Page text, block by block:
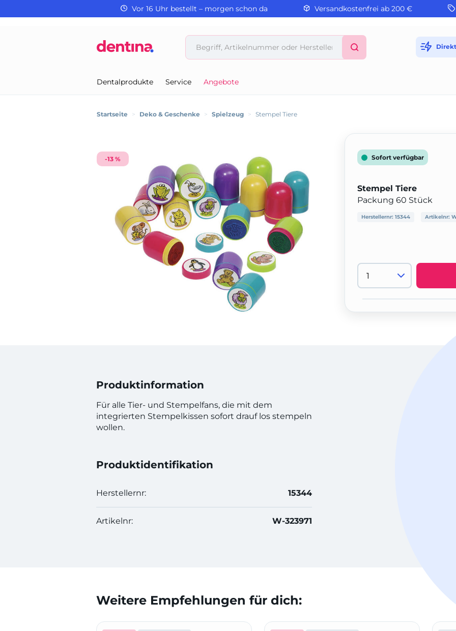
Vor 16 Uhr bestellt – morgen schon da Versandkostenfrei ab 200 €
Dentalprodukte Service Angebote
Startseite > Deko & Geschenke > Spielzeug > Stempel Tiere
-13 %
Produktinformation
Für alle Tier- und Stempelfans, die mit dem
integrierten Stempelkissen sofort drauf los stempeln
wollen.
Produktidentifikation
Herstellernr: 15344
Artikelnr: W-323971
Sofort verfügbar
Stempel Tiere
Packung 60 Stück
Herstellernr: 15344 Artikelnr:
Weitere Empfehlungen für dich: